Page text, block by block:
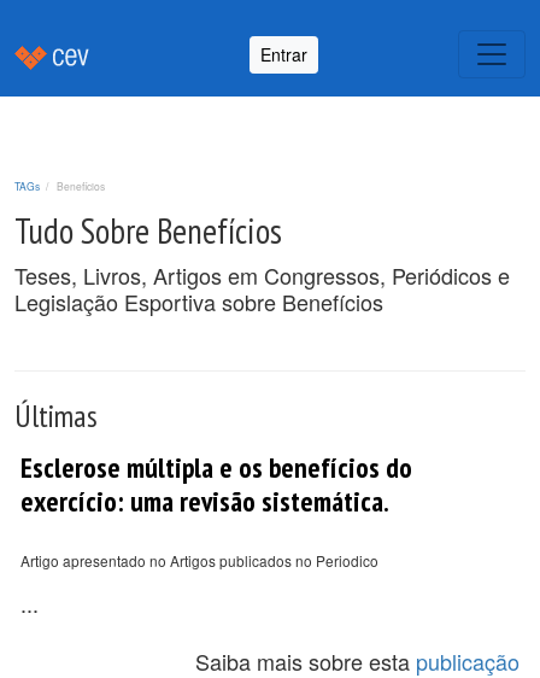
Entrar
TAGs Benefícios
Tudo Sobre Benefícios
Teses, Livros, Artigos em Congressos, Periódicos e
Legislação Esportiva sobre Benefícios
Últimas
Esclerose múltipla e os benefícios do
exercício: uma revisão sistemática.
Artigo apresentado no Artigos publicados no Periodico
...
Saiba mais sobre esta publicação